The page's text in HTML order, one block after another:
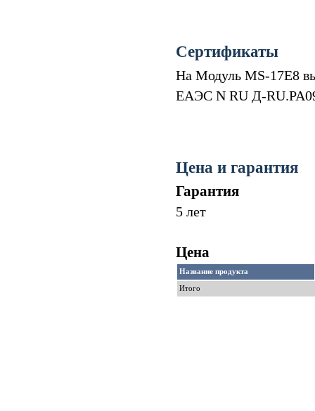
Сертификаты
На Модуль MS-17E8
ЕАЭС N RU Д-
Цена и гарантия
Гарантия
5 лет
Цена
Название продукта
Итого